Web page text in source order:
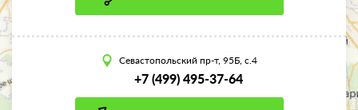
Севастопольский пр-т, 95Б, с.4
+7 (499) 495-37-64